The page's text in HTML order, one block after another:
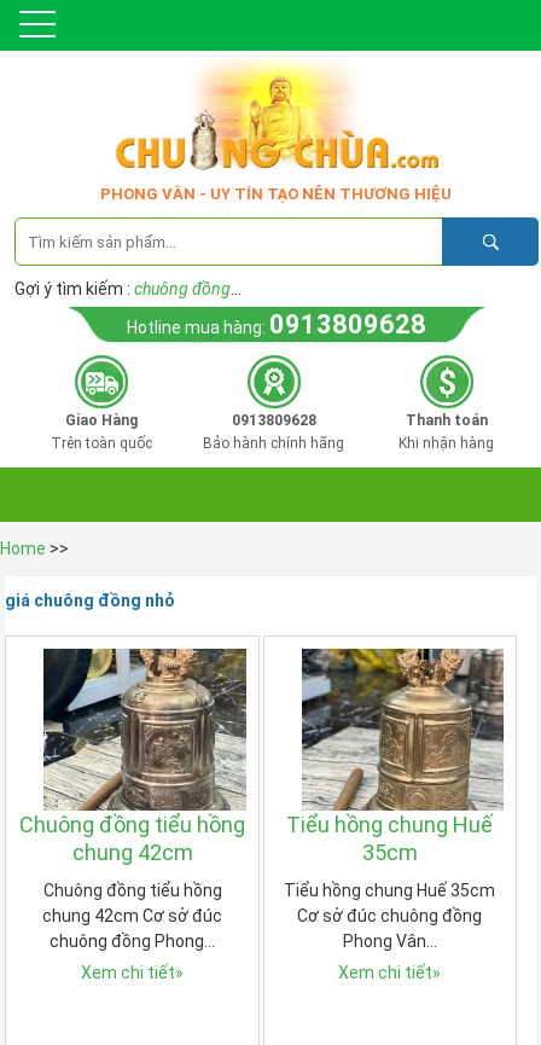
PHONG VÂN - UY TÍN TẠO NÊN THƯƠNG HIỆU
Gợi ý tìm kiếm : chuông đồng
Hotline mua hàng: 0913809628
Giao Hàng
Trên toàn quốc
0913809628
Bảo hành chính hãng
Thanh toán
Khi nhận hàng
Home >>
giá chuông đồng nhỏ
Chuông đồng tiểu hồng
chung 42cm
Chuông đồng tiểu hồng
chung 42cm Cơ sở đúc
chuông đồng Phong…
Xem chi tiết»
Tiểu hồng chung Huế
35cm
Tiểu hồng chung Huế 35cm
Cơ sở đúc chuông đồng
Phong Vân…
Xem chi tiết»